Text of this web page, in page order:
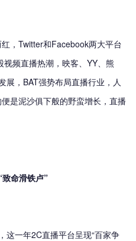
Twitter和Facebook两大平台
频直播热潮，映客、YY、熊
展，BAT强势布局直播行业，人
是泥沙俱下般的野蛮增长，直播
命滑铁卢”
一年2C直播平台呈现“百家争